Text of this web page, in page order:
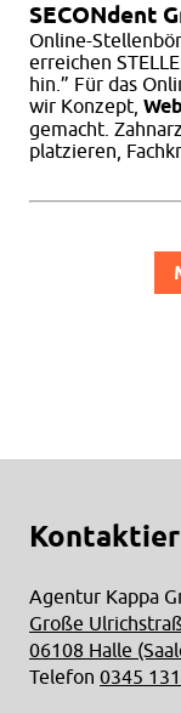
SECONdent
Online-
erreichen
hin.” Für das
wir Konzept,
gemacht.
platzieren,
Agentur Kappa
Große
06108 Halle
Telefon 0345